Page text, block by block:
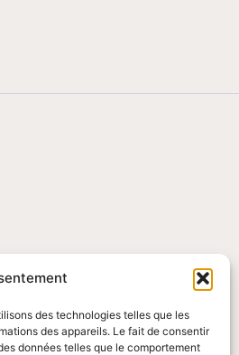
des technologies telles que les
des appareils. Le fait de consentir
données telles que le comportement